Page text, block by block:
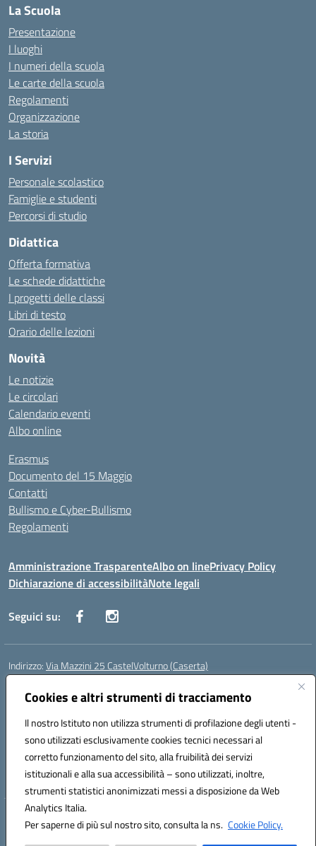
Cookies e altri strumenti di tracciamento
Il nostro Istituto non utilizza strumenti di profilazione degli utenti -
sono utilizzati esclusivamente cookies tecnici necessari al
corretto funzionamento del sito, alla fruibilità dei servizi
istituzionali e alla sua accessibilità – sono utilizzati, inoltre,
strumenti statistici anonimizzati messi a disposizione da Web
Analytics Italia.
Per saperne di più sul nostro sito, consulta la ns. Cookie Policy.
La Scuola
Presentazione
I luoghi
I numeri della scuola
Le carte della scuola
Regolamenti
Organizzazione
La storia
I Servizi
Personale scolastico
Famiglie e studenti
Percorsi di studio
Didattica
Offerta formativa
Le schede didattiche
I progetti delle classi
Libri di testo
Orario delle lezioni
Novità
Le notizie
Le circolari
Calendario eventi
Albo online
Erasmus
Documento del 15 Maggio
Contatti
Bullismo e Cyber-Bullismo
Regolamenti
Amministrazione TrasparenteAlbo on linePrivacy Policy
Dichiarazione di accessibilitàNote legali
Seguici su:
Indirizzo:Via Mazzini 25 CastelVolturno (Caserta)
Centralino:
Posta elettronica certificata (PEC):ceis014005@pec.istruzione.it
Codice fiscale: 93063510619
Codice meccanografico:CEIS014005
Codice Indice delle Pubbliche Amministrazioni (IPA): istsc_ceis014005
Codice unico di fatturazione (CUF): UOU8EW
Hosting & Powered by 3D Solution S.r.l.
Concept & Design by Designers Italia